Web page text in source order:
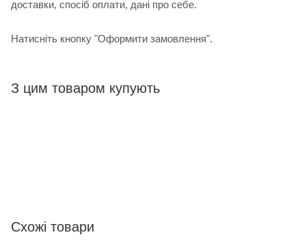
доставки, спосіб оплати, дані про себе.
Натисніть кнопку "Оформити замовлення".
З цим товаром купують
Схожі товари